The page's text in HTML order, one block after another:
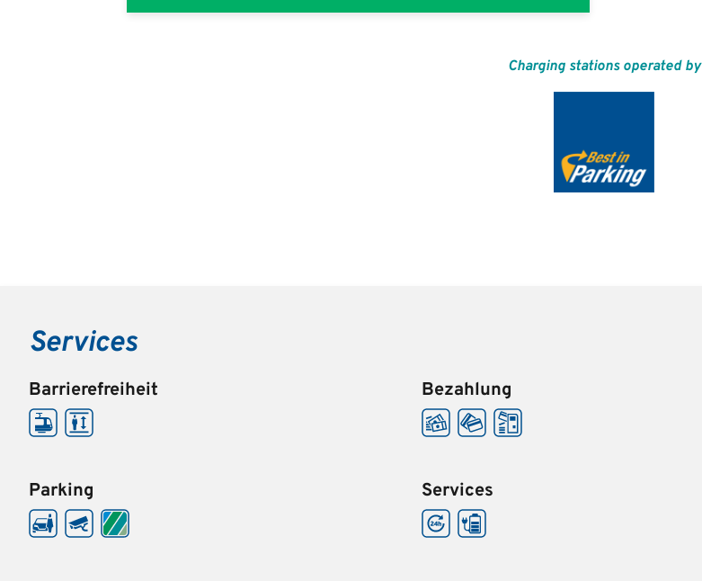
Charging stations operated by
Services
Barrierefreiheit Bezahlung
Parking Services